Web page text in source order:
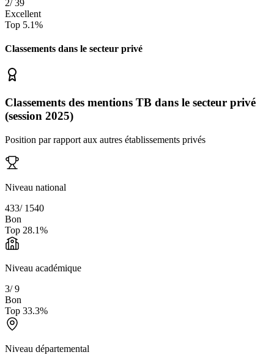
2/ 39
Excellent
Top 5.1%
Classements dans le secteur privé
Classements des mentions TB dans le secteur privé
(session 2025)
Position par rapport aux autres établissements privés
Niveau national
433/ 1540
Bon
Top 28.1%
Niveau académique
3/9
Bon
Top 33.3%
Niveau départemental